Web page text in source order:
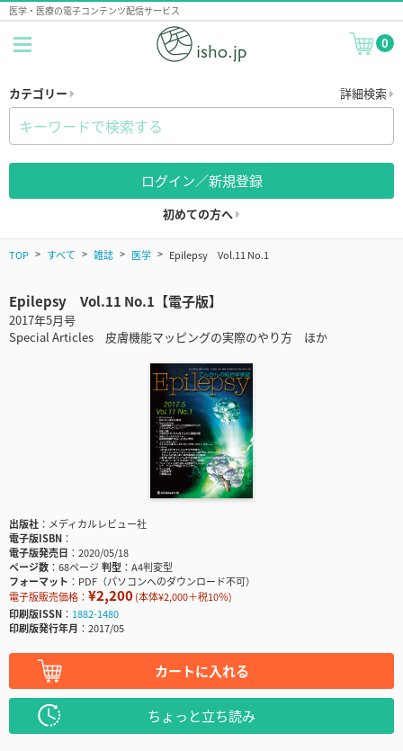
医学・医療の電子コンテンツ配信サービス
0
カテゴリー 詳細検索
ログイン／新規登録
初めての方へ
TOP すべて 雑誌 医学 Epilepsy Vol.11 No.1
Epilepsy Vol.11 No.1【電子版】
2017年5月号
Special Articles 皮膚機能マッピングの実際のやり方 ほか
出版社
メディカルレビュー社
電子版ISBN
電子版発売日
2020/05/18
ページ数
68ページ判型
A4判変型
フォーマット
PDF（パソコンへのダウンロード不可）
電子版販売価格： ¥2,200(本体¥2,000＋税10％)
印刷版ISSN
1882-1480
印刷版発行年月
2017/05
カートに入れる
ちょっと立ち読み